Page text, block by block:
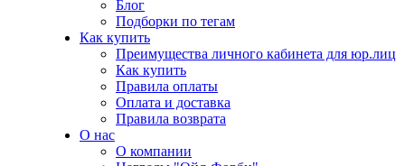
Блог
Подборки по тегам
Как купить
Преимущества личного кабинета для юр.лиц
Как купить
Правила оплаты
Оплата и доставка
Правила возврата
О нас
О компании